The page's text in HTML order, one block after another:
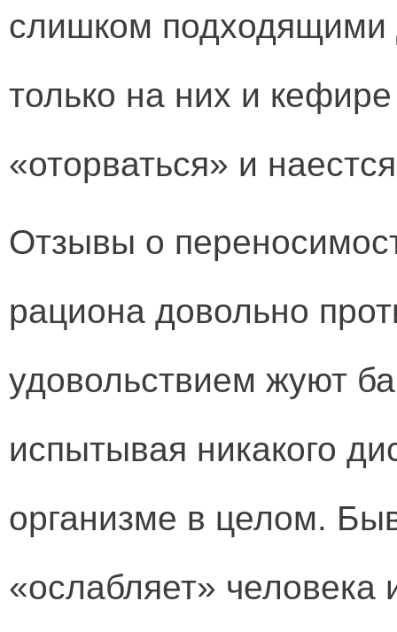
слишком подходящими
только на них и
«оторваться» и
Отзывы о
рациона довольно
удовольствием жуют
испытывая никакого
организме в целом.
«ослабляет»